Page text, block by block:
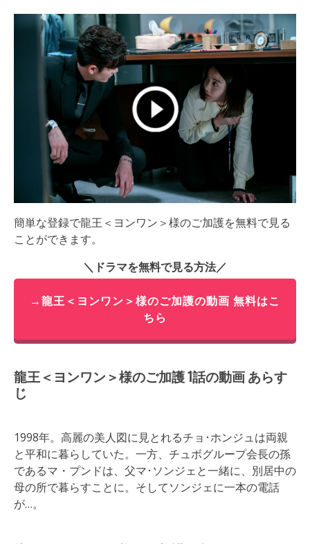
簡単な登録で龍王＜ヨンワン＞様のご加護を無料で見る
ことができます。
＼ドラマを無料で見る方法／
→龍王＜ヨンワン＞様のご加護の動画 無料はこ
ちら
龍王＜ヨンワン＞様のご加護 1話の動画 あらす
じ
1998年。高麗の美人図に見とれるチョ･ホンジュは両親
と平和に暮らしていた。一方、チュボグループ会長の孫
であるマ・プンドは、父マ･ソンジェと一緒に、別居中の
母の所で暮らすことに。そしてソンジェに一本の電話
が…。